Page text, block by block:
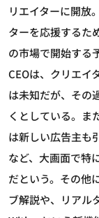
リエイターに開放
ターを応援するた
の市場で開始する
CEOは、クリエイ
は未知だが、その
くとしている。ま
は新しい広告主も
など、大画面で特
だという。その他
ブ解説や、リアル